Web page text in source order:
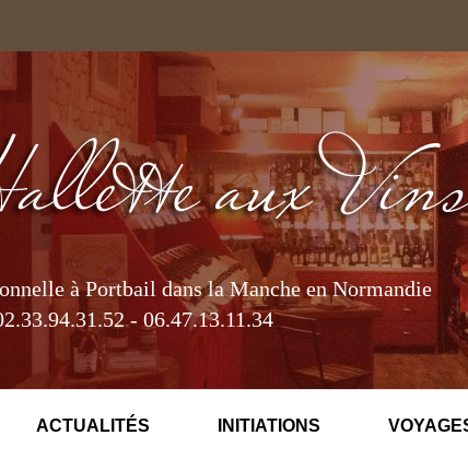
à Portbail dans la Manche en Normandie
- 06.47.13.11.34
ACTUALITÉS INITIATIONS